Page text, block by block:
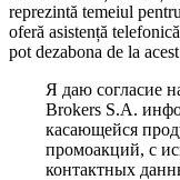
reprezintă temeiul
oferă asistență
pot dezabona de la
Я даю согласие
Brokers S.A.
касающейся
промоакций, с
контактных